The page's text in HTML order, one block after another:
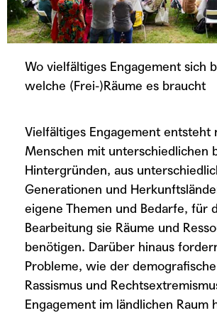
Wo vielfältiges Engagement sich
welche (Frei-)Räume es braucht
Vielfältiges Engagement entsteht
Menschen mit unterschiedlichen
Hintergründen, aus
Generationen und
eigene Themen und Bedarfe, für
Bearbeitung sie Räume und
benötigen. Darüber hinaus
Probleme, wie der
Rassismus und
Engagement im ländlichen Raum